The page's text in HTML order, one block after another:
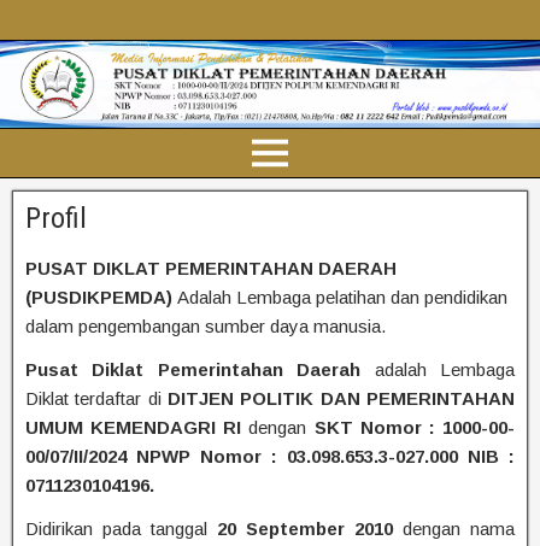
Profil
PUSAT DIKLAT PEMERINTAHAN DAERAH
(PUSDIKPEMDA) Adalah Lembaga pelatihan dan pendidikan
dalam pengembangan sumber daya manusia.
Pusat Diklat Pemerintahan Daerah adalah Lembaga
Diklat terdaftar di DITJEN POLITIK DAN PEMERINTAHAN
UMUM KEMENDAGRI RIdengan SKT Nomor : 1000-00-
00/07/II/2024 NPWP Nomor : 03.098.653.3-027.000 NIB :
0711230104196.
Didirikan pada tanggal 20 September 2010dengan nama